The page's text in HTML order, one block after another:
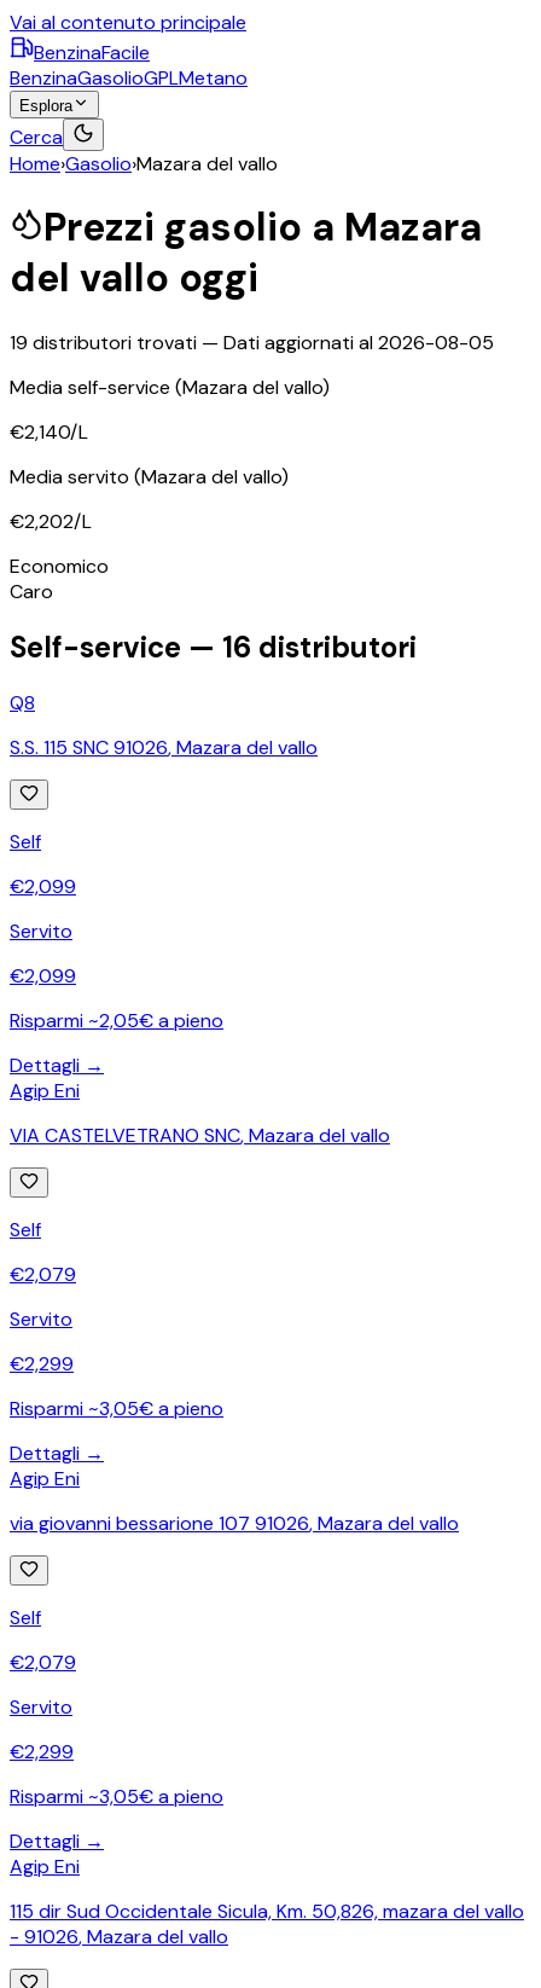
Vai al contenuto principale
BenzinaFacile
BenzinaGasolioGPLMetano
Esplora
Cerca
Home›Gasolio›Mazara del vallo
Prezzi gasolio a Mazara
del vallo oggi
19 distributori trovati — Dati aggiornati al2026-08-05
Media self-service (Mazara del vallo)
€2,140/L
Media servito (Mazara del vallo)
€2,202/L
Economico
Caro
Self-service — 16 distributori
Q8
S.S. 115 SNC 91026,Mazara del vallo
Self
€2,099
Servito
€2,099
Risparmi ~2,05€ a pieno
Dettagli →
Agip Eni
VIA CASTELVETRANO SNC,Mazara del vallo
Self
€2,079
Servito
€2,299
Risparmi ~3,05€ a pieno
Dettagli →
Agip Eni
via giovanni bessarione 107 91026,Mazara del vallo
Self
€2,079
Servito
€2,299
Risparmi ~3,05€ a pieno
Dettagli →
Agip Eni
115 dir Sud Occidentale Sicula, Km. 50,826, mazara del vallo
- 91026,Mazara del vallo